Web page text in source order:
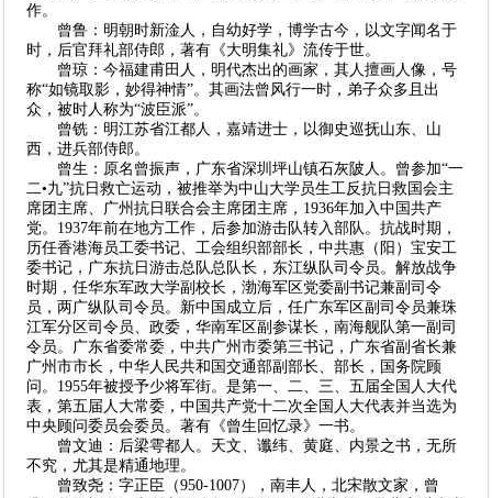
作。
曾鲁：明朝时新淦人，自幼好学，博学古今，以文字闻名于
时，后官拜礼部侍郎，著有《大明集礼》流传于世。
曾琼：今福建甫田人，明代杰出的画家，其人擅画人像，号
称“如镜取影，妙得神情”。其画法曾风行一时，弟子众多且出
众，被时人称为“波臣派”。
曾铣：明江苏省江都人，嘉靖进士，以御史巡抚山东、山
西，进兵部侍郎。
曾生：原名曾振声，广东省深圳坪山镇石灰陂人。曾参加“一
二•九”抗日救亡运动，被推举为中山大学员生工反抗日救国会主
席团主席、广州抗日联合会主席团主席，1936年加入中国共产
党。1937年前在地方工作，后参加游击队转入部队。抗战时期，
历任香港海员工委书记、工会组织部部长，中共惠（阳）宝安工
委书记，广东抗日游击总队总队长，东江纵队司令员。解放战争
时期，任华东军政大学副校长，渤海军区党委副书记兼副司令
员，两广纵队司令员。新中国成立后，任广东军区副司令员兼珠
江军分区司令员、政委，华南军区副参谋长，南海舰队第一副司
令员。广东省委常委，中共广州市委第三书记，广东省副省长兼
广州市市长，中华人民共和国交通部副部长、部长，国务院顾
问。1955年被授予少将军街。是第一、二、三、五届全国人大代
表，第五届人大常委，中国共产党十二次全国人大代表并当选为
中央顾问委员会委员。著有《曾生回忆录》一书。
曾文迪：后梁雩都人。天文、谶纬、黄庭、内景之书，无所
不究，尤其是精通地理。
曾致尧：字正臣（950-1007），南丰人，北宋散文家，曾